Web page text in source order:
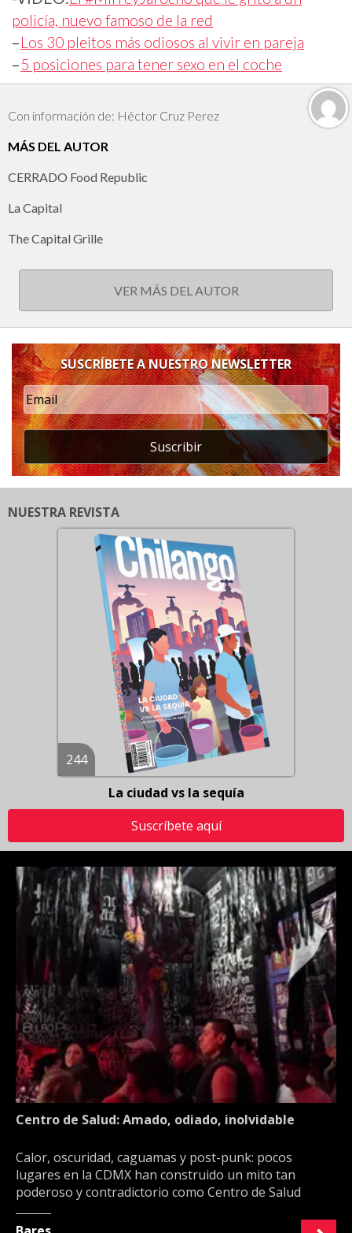
policía, nuevo famoso de la red
–Los 30 pleitos más odiosos al vivir en pareja
–5 posiciones para tener sexo en el coche
Con información de: Héctor Cruz Perez
MÁS DEL AUTOR
CERRADO Food Republic
La Capital
The Capital Grille
VER MÁS DEL AUTOR
SUSCRÍBETE A NUESTRO NEWSLETTER
Suscribir
NUESTRA REVISTA
244
La ciudad vs la sequía
Suscríbete aquí
Centro de Salud: Amado, odiado, inolvidable
Calor, oscuridad, caguamas y post-punk: pocos
lugares en la CDMX han construido un mito tan
poderoso y contradictorio como Centro de Salud